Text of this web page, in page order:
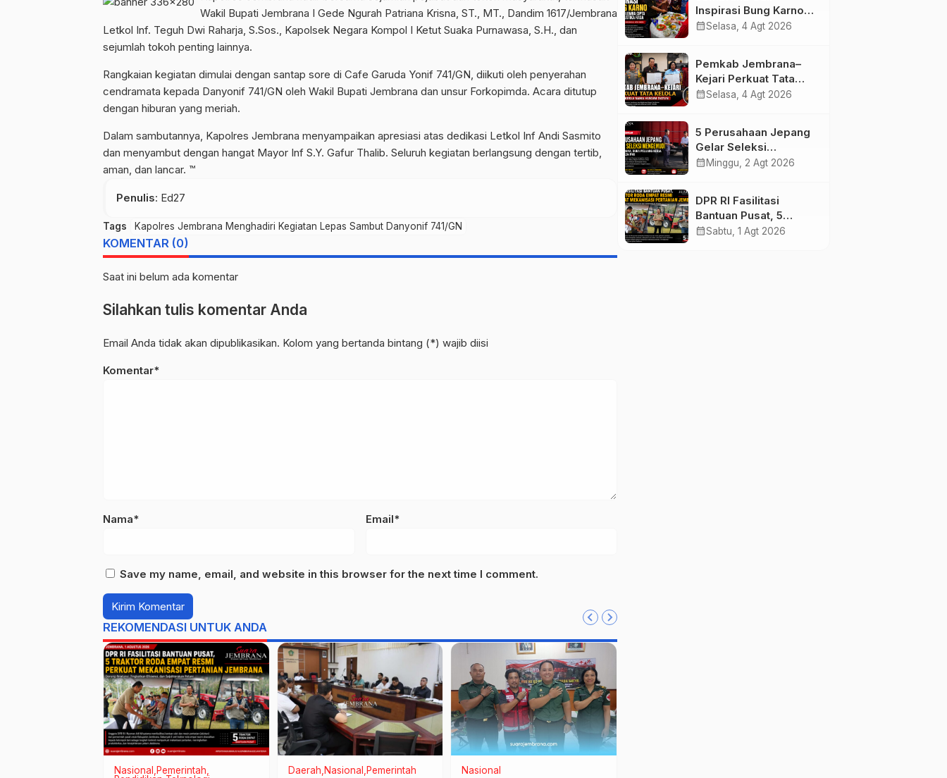
Wakil Bupati Jembrana I Gede Ngurah Patriana Krisna, ST., MT., Dandim 1617/Jembrana
Letkol Inf. Teguh Dwi Raharja, S.Sos., Kapolsek Negara Kompol I Ketut Suaka Purnawasa, S.H., dan
sejumlah tokoh penting lainnya.
Rangkaian kegiatan dimulai dengan santap sore di Cafe Garuda Yonif 741/GN, diikuti oleh penyerahan
cendramata kepada Danyonif 741/GN oleh Wakil Bupati Jembrana dan unsur Forkopimda. Acara ditutup
dengan hiburan yang meriah.
Dalam sambutannya, Kapolres Jembrana menyampaikan apresiasi atas dedikasi Letkol Inf Andi Sasmito
dan menyambut dengan hangat Mayor Inf S.Y. Gafur Thalib. Seluruh kegiatan berlangsung dengan tertib,
aman, dan lancar. ™
Penulis: Ed27
Tags Kapolres Jembrana Menghadiri Kegiatan Lepas Sambut Danyonif 741/GN
KOMENTAR (0)
Saat ini belum ada komentar
Silahkan tulis komentar Anda
Email Anda tidak akan dipublikasikan. Kolom yang bertanda bintang (*) wajib diisi
Komentar*
Nama* Email*
Save my name, email, and website in this browser for the next time I comment.
REKOMENDASI UNTUK ANDA
Nasional
Pemerintah
Daerah Nasional Pemerintah Nasional
Inspirasi Bung Karno
melalui Lomba Cipta
calendar_monthSelasa, 4 Agt 2026
Pemkab Jembrana–
Kejari Perkuat Tata
Kelola Lewat Kerja
calendar_monthSelasa, 4 Agt 2026
5 Perusahaan Jepang
Gelar Seleksi
Mengemudi di
Calon PMI
calendar_month Minggu, 2 Agt 2026
DPR RI Fasilitasi
Bantuan Pusat, 5
Traktor Roda Empat
calendar_monthSabtu, 1 Agt 2026